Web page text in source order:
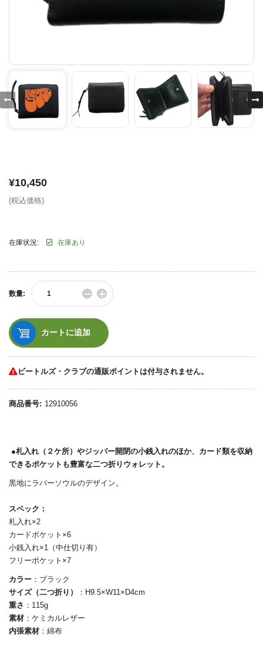
通
常
格
¥10,450
(税込価格)
在庫状況: 在庫あり
数量: −
数
を
減
ら
す
+
数
を
増
や
す
カートに追加
ビートルズ・クラブの通販ポイントは付与されません。
商品番号: 12910056
●札入れ（２ケ所）やジッパー開閉の小銭入れのほか、カード類を収納
できるポケットも豊富な二つ折りウォレット。
黒地にラバーソウルのデザイン。
スペック：
札入れ×2
カードポケット×6
小銭入れ×1（中仕切り有）
フリーポケット×7
カラー ：ブラック
サイズ（二つ折り）
：H9.5×W11×D4cm
重さ ：115g
素材 ：ケミカルレザー
内張素材 ：綿布